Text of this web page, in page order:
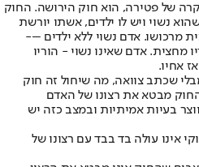
של פטירה, הוא חוק הירושה. החוק
נשוי ויש לו ילדים, אשתו יורשת
מרכושו. אדם נשוי ללא ילדים –-
מחצית. אדם שאינו נשוי - הוריו
אחיו.
שכתב צוואה, מה שיחול זה חוק
מבטא את רצונו של האדם
בעיות אמיתיות ובמצב כזה יש
אינו עולה בד בבד עם רצונו של